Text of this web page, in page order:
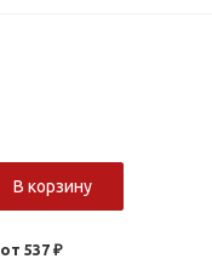
В корзину
от 537 ₽